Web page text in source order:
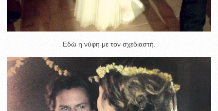
Εδώ η νύφη με τον σχεδιαστή.